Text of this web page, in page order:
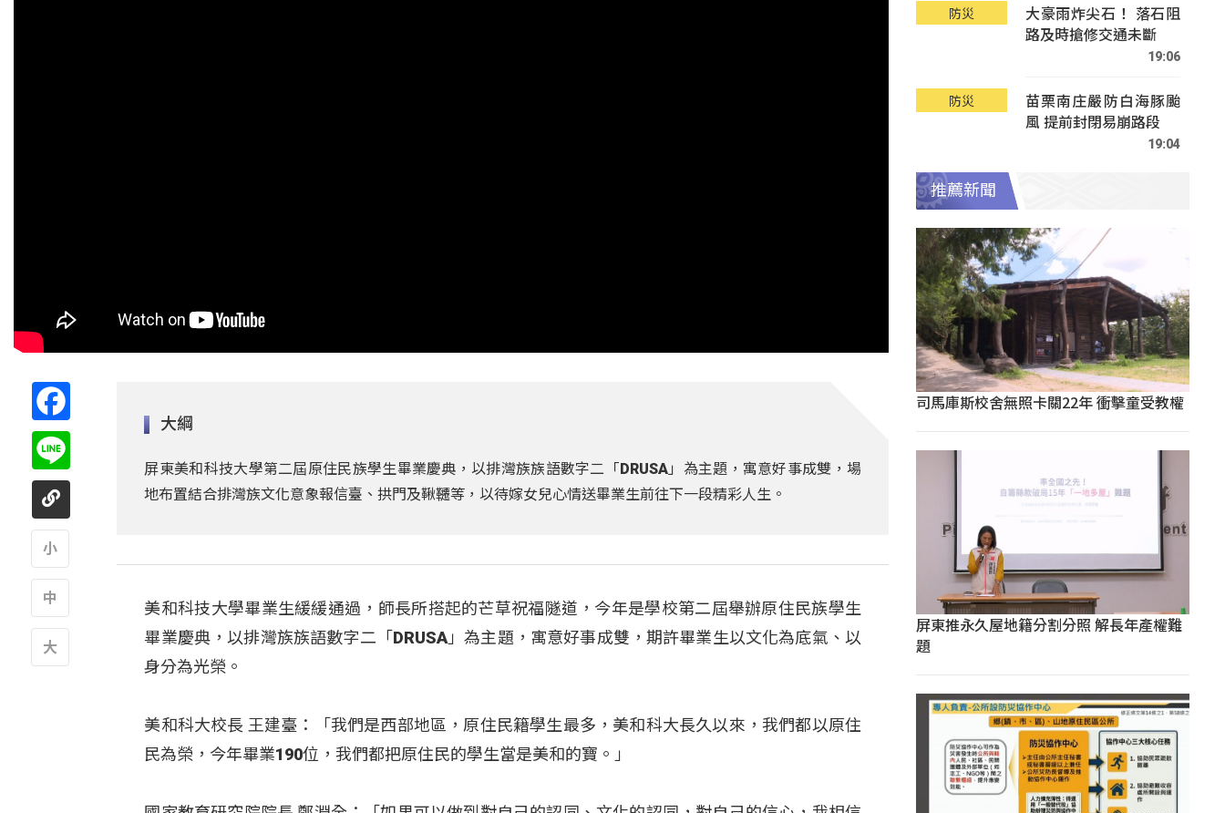
大綱
屏東美和科技大學第二屆原住民族學生畢業慶典，以排灣族族語數字二「DRUSA」為主題，寓意好事成雙，場
地布置結合排灣族文化意象報信臺、拱門及鞦韆等，以待嫁女兒心情送畢業生前往下一段精彩人生。
美和科技大學畢業生緩緩通過，師長所搭起的芒草祝福隧道，今年是學校第二屆舉辦原住民族學生
畢業慶典，以排灣族族語數字二「DRUSA」為主題，寓意好事成雙，期許畢業生以文化為底氣、以
身分為光榮。
美和科大校長 王建臺：「我們是西部地區，原住民籍學生最多，美和科大長久以來，我們都以原住
民為榮，今年畢業190位，我們都把原住民的學生當是美和的寶。」
防災
大豪雨炸尖石！ 落石阻
路及時搶修交通未斷
19:06
防災
苗栗南庄嚴防白海豚颱
風 提前封閉易崩路段
19:04
推薦新聞
司馬庫斯校舍無照卡關22年 衝擊童受教權
屏東推永久屋地籍分割分照 解長年產權難
題